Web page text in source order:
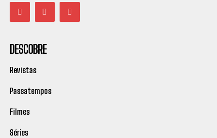
DESCOBRE
Revistas
Passatempos
Filmes
Séries